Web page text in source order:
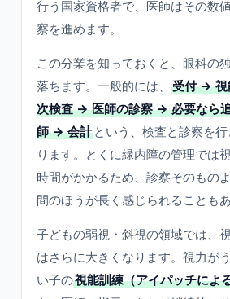
行う国家資格者で、医師はその数
察を進めます。
この分業を知っておくと、眼科の
落ちます。一般的には、
受付 → 視
次検査 → 医師の診察 → 必要なら
師 → 会計 という、検査と診察を
ります。とくに緑内障の管理では
時間がかかるため、診察そのもの
間のほうが長く感じられることもあ
子どもの弱視・斜視の領域では、
はさらに大きくなります。視力が
い子の視能訓練（アイパッチによ